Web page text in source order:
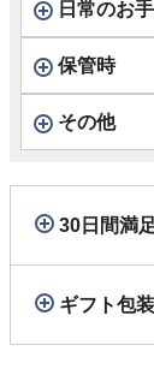
日常のお
保管時
その他
30日間満
ギフト包装